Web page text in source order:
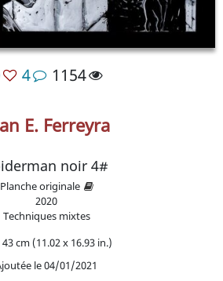
4 1154
E. Ferreyra
noir 4#
Planche originale
2020
Techniques mixtes
cm (11.02 x 16.93 in.)
le 04/01/2021